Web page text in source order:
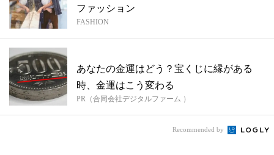
ファッション
FASHION
あなたの金運はどう？宝くじに縁がある
時、金運はこう変わる
PR（合同会社デジタルファーム ）
Recommended by